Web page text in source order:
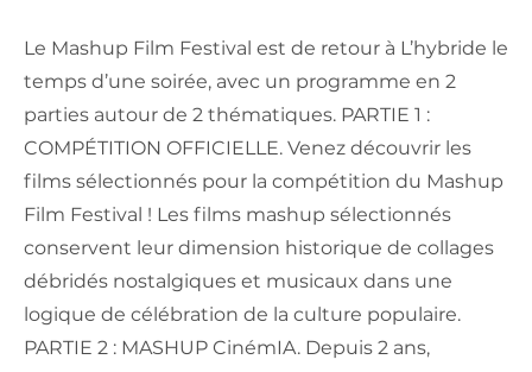
Le Mashup Film Festival est de retour à L’hybride le
temps d’une soirée, avec un programme en 2
parties autour de 2 thématiques. PARTIE 1 :
COMPÉTITION OFFICIELLE. Venez découvrir les
films sélectionnés pour la compétition du Mashup
Film Festival ! Les films mashup sélectionnés
conservent leur dimension historique de collages
débridés nostalgiques et musicaux dans une
logique de célébration de la culture populaire.
PARTIE 2 : MASHUP CinémIA. Depuis 2 ans,